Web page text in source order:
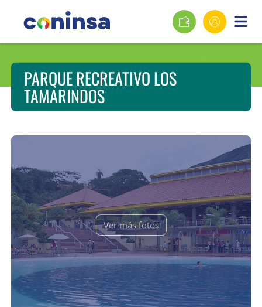
PARQUE RECREATIVO LOS
TAMARINDOS
Ver más fotos